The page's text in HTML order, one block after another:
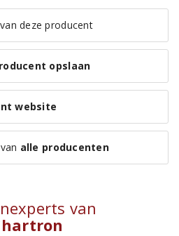
deze producent
opslaan
website
alle producenten
van